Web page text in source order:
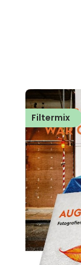
Filtermix